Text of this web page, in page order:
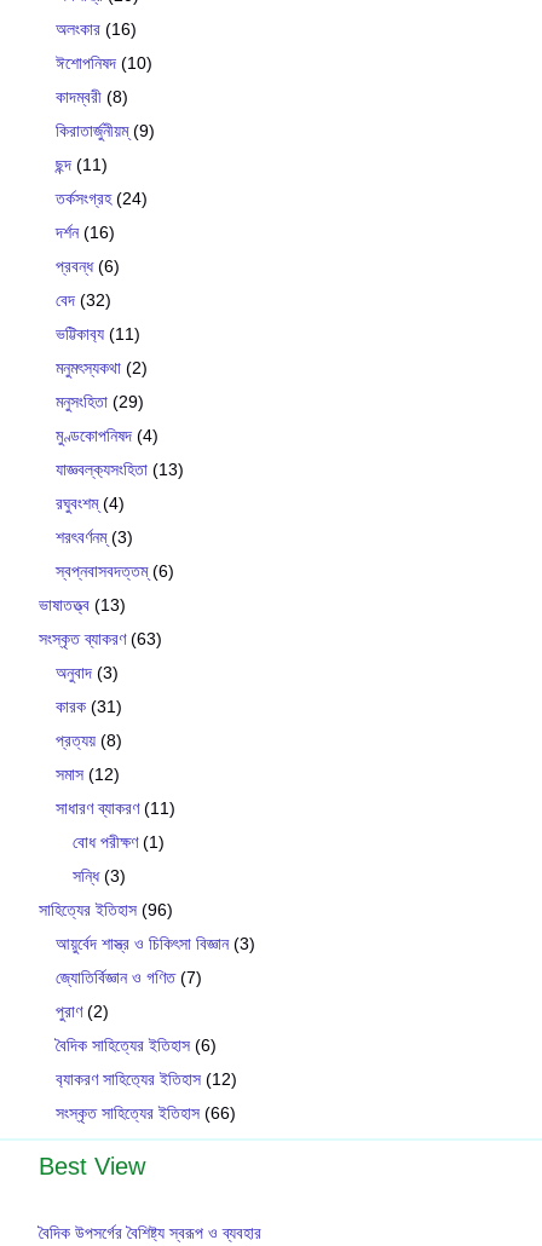
অলংকার (16)
ঈশোপনিষদ (10)
কাদম্বরী (8)
কিরাতার্জুনীয়ম্(9)
ছন্দ (11)
তর্কসংগ্রহ(24)
দর্শন(16)
প্রবন্ধ(6)
বেদ (32)
ভট্টিকাব‍্য (11)
মনুমৎস্যকথা (2)
মনুসংহিতা (29)
মুণ্ডকোপনিষদ (4)
যাজ্ঞবল্ক‍্যসংহিতা (13)
রঘুবংশম্(4)
শরৎবর্ণনম্(3)
স্বপ্নবাসবদত্তম্(6)
ভাষাতত্ত্ব (13)
সংস্কৃত ব্যাকরণ(63)
অনুবাদ (3)
কারক (31)
প্রত্যয় (8)
সমাস (12)
সাধারণ ব্যাকরণ(11)
বোধ পরীক্ষণ(1)
সন্ধি(3)
সাহিত্যের ইতিহাস (96)
আয়ুর্বেদ শাস্ত্র ও চিকিৎসা বিজ্ঞান(3)
জ্যোতির্বিজ্ঞান ও গণিত(7)
পুরাণ(2)
বৈদিক সাহিত্যের ইতিহাস (6)
ব‍্যাকরণ সাহিত‍্যের ইতিহাস (12)
সংস্কৃত সাহিত্যের ইতিহাস (66)
Best View
বৈদিক উপসর্গের বৈশিষ্ট‍্য স্বরূপ ও ব্যবহার